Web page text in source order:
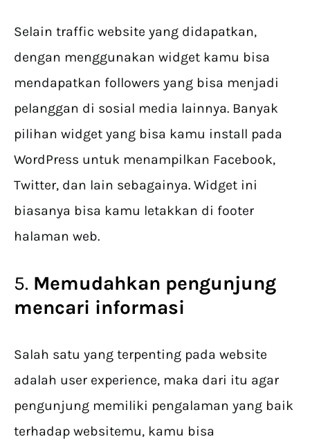
Selain traffic website yang didapatkan,
dengan menggunakan widget kamu bisa
mendapatkan followers yang bisa menjadi
pelanggan di sosial media lainnya. Banyak
pilihan widget yang bisa kamu install pada
WordPress untuk menampilkan Facebook,
Twitter, dan lain sebagainya. Widget ini
biasanya bisa kamu letakkan di footer
halaman web.
5. Memudahkan pengunjung
mencari informasi
Salah satu yang terpenting pada website
adalah user experience, maka dari itu agar
pengunjung memiliki pengalaman yang baik
terhadap websitemu, kamu bisa